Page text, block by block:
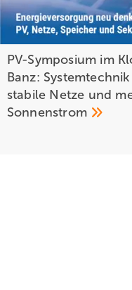
PV-Symposium im
Banz:
stabile Netze und
Sonnenstrom